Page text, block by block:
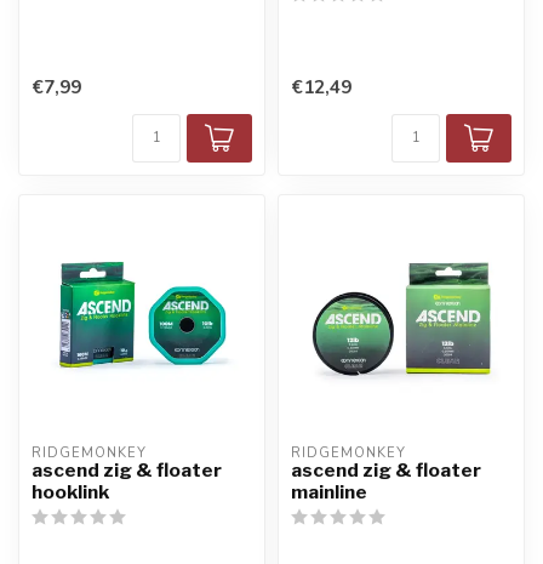
€7,99 €12,49
RIDGEMONKEY
ascend zig & floater
hooklink
RIDGEMONKEY
ascend zig & floater
mainline